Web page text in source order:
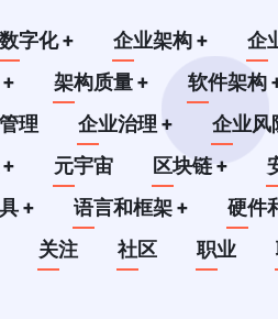
数字化+ 企业架构+ 企
+ 架构质量+ 软件架构
理
企业治理+ 企业风
+ 元宇宙 区块链+
+ 语言和框架+ 硬件
关注 社区 职业